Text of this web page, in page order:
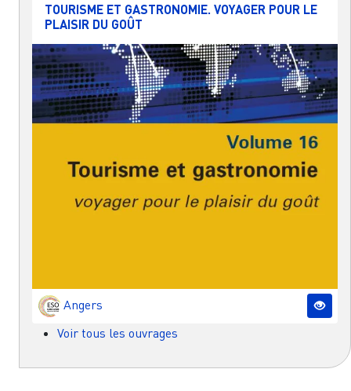
TOURISME ET GASTRONOMIE. VOYAGER POUR LE
PLAISIR DU GOÛT
Angers
Voir tous les ouvrages